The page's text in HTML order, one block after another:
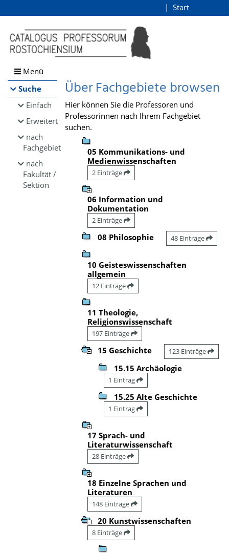
Browsen
direkt zum Inhalt
Start
Menü
Suche
Einfach
Erweitert
nach
Fachgebiet
nach
Fakultät /
Sektion
Über Fachgebiete browsen
Hier können Sie die Professoren und
Professorinnen nach Ihrem Fachgebiet
suchen.
05 Kommunikations- und
Medienwissenschaften
2 Einträge
06 Information und
Dokumentation
2 Einträge
08 Philosophie 48 Einträge
10 Geisteswissenschaften
allgemein
12 Einträge
11 Theologie,
Religionswissenschaft
197 Einträge
15 Geschichte 123 Einträge
15.15 Archäologie
1 Eintrag
15.25 Alte Geschichte
1 Eintrag
17 Sprach- und
Literaturwissenschaft
28 Einträge
18 Einzelne Sprachen und
Literaturen
148 Einträge
20 Kunstwissenschaften
8 Einträge